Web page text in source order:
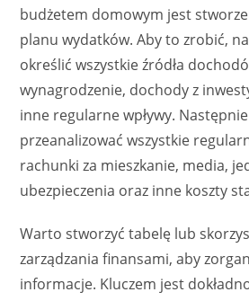
budżetem domowym jest
planu wydatków. Aby to zrobić,
określić wszystkie źródła
wynagrodzenie, dochody z
inne regularne wpływy.
przeanalizować wszystkie
rachunki za mieszkanie, media,
ubezpieczenia oraz inne koszty
Warto stworzyć tabelę lub
zarządzania finansami, aby
informacje. Kluczem jest